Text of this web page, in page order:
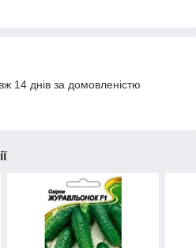
14 днів за домовленістю